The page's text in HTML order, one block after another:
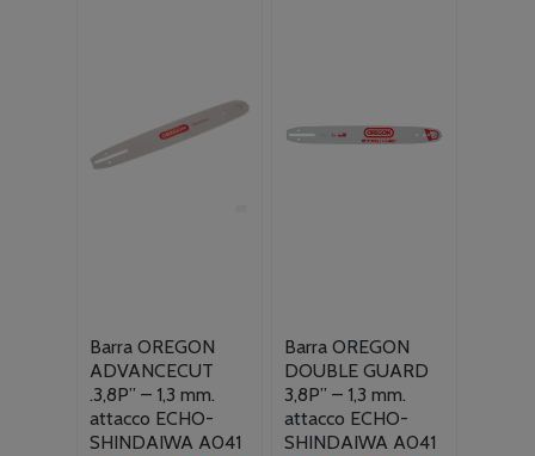
Barra OREGON
ADVANCECUT
.3,8P” – 1,3 mm.
attacco ECHO-
SHINDAIWA A041
Barra OREGON
DOUBLE GUARD
3,8P” – 1,3 mm.
attacco ECHO-
SHINDAIWA A041